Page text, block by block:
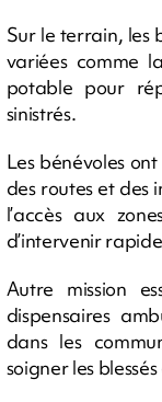
Sur le terrain, les
variées comme
potable pour
sinistrés.
Les bénévoles
des routes et
l’accès aux
d’intervenir
Autre mission
dispensaires
dans les
soigner les